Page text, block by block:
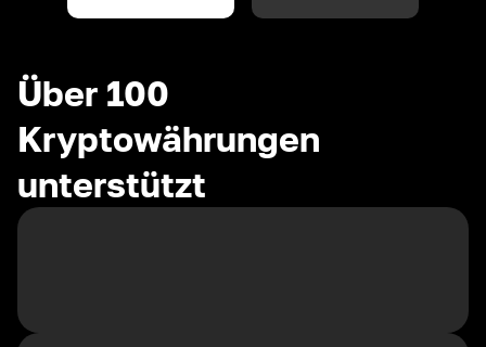
Über 100
Kryptowährungen
unterstützt